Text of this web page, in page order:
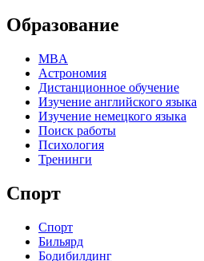
Образование
MBA
Астрономия
Дистанционное обучение
Изучение английского языка
Изучение немецкого языка
Поиск работы
Психология
Тренинги
Спорт
Спорт
Бильярд
Бодибилдинг